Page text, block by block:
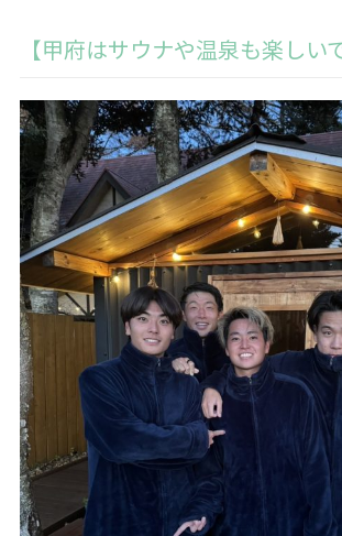
【甲府はサウナや温泉も楽しい